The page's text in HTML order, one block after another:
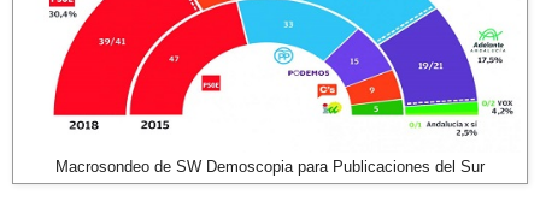
Macrosondeo de SW Demoscopia para Publicaciones del Sur